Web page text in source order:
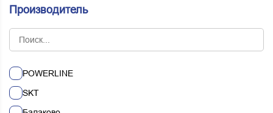
Производитель
POWERLINE
SKT